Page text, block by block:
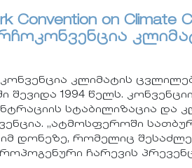
Convention on Climate
კლიმატის
შევიდა 1994 წელს.
სტაბილიზაცია და
„ატმოსფეროში
დონეზე, რომელიც
ჩარევის